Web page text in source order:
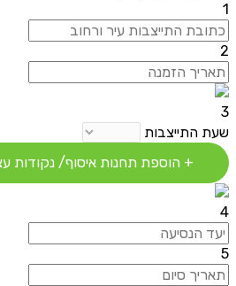
1
2
3
שעת התייצבות
+ הוספת תחנות איסוף/ נקודות
4
5